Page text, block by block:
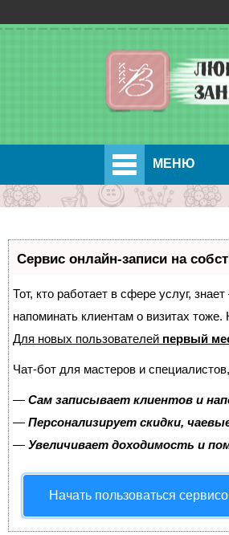
МЕНЮ
Сервис онлайн-записи на
Тот, кто работает в сфере услуг,
напоминать клиентам о визитах
Для новых пользователей первый
Чат-бот для мастеров и
— Сам записывает клиентов и
— Персонализирует скидки,
— Увеличивает доходимость и
Начать пользоваться